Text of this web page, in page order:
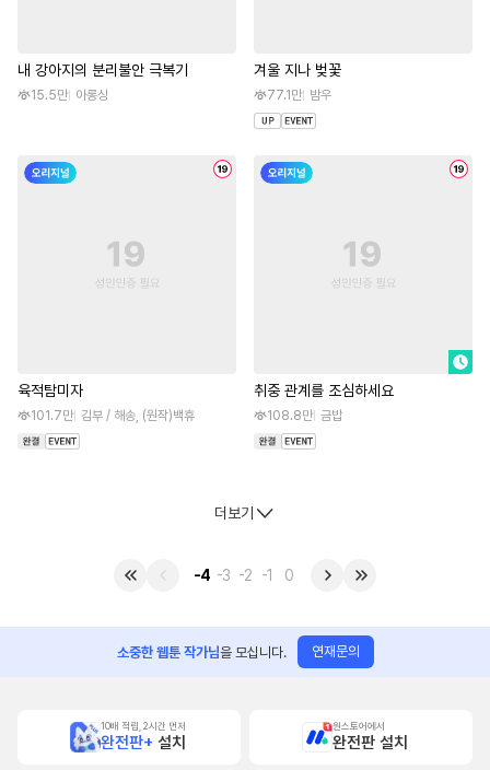
내 강아지의 분리불안 극복기
15.5만 아롱싱
겨울 지나 벚꽃
77.1만 밤우
육적탐미자
101.7만 김부 / 해송, (원작)백휴
취중 관계를 조심하세요
108.8만 금밥
더보기
-4 -3 -2 -1 0
소중한 웹툰 작가님을 모십니다. 연재문의
10배 적립, 2시간 먼저
완전판+ 설치
원스토어에서
완전판 설치